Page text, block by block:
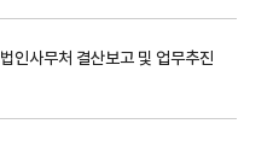
인사무처 결산보고 및 업무추진